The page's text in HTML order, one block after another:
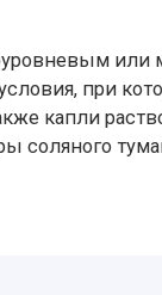
или
при
капли
соляного